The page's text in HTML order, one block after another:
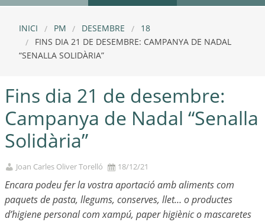
INICI PM DESEMBRE
18
FINS DIA 21 DE DESEMBRE: CAMPANYA DE NADAL
“SENALLA SOLIDÀRIA”
Fins dia 21 de desembre:
Campanya de Nadal “Senalla
Solidària”
Joan Carles Oliver Torelló 18/12/21
Encara podeu fer la vostra aportació amb aliments com
paquets de pasta, llegums, conserves, llet… o productes
d’higiene personal com xampú, paper higiènic o mascaretes